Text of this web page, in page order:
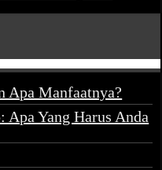
Apa Manfaatnya?
Yang Harus Anda